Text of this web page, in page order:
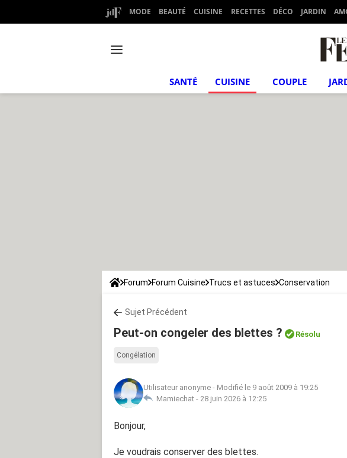
MODE BEAUTÉ CUISINE RECETTES DÉCO JARDIN
SANTÉ CUISINE COUPLE
Forum Forum Cuisine Trucs et astuces Conservation
Sujet Précédent
Peut-on congeler des blettes ? Résolu
Congélation
Utilisateur anonyme - Modifié le 9 août 2009 à 19:25
Mamiechat - 28 juin 2026 à 12:25
Bonjour,
Je voudrais conserver des blettes.